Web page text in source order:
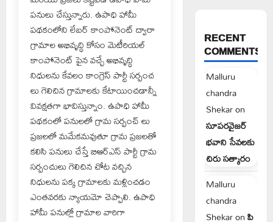
పనులు చేస్తున్నారు. ఉపాధి హామీ
పథకంలోని లేబర్ కాంపోనెంట్ ద్వారా
గ్రామాల అభివృద్ధి కోసం మెటీరియల్
కాంపోనెంట్ పైన వచ్చే అభివృద్ధి
నిధులను కేవలం కాంగ్రెస్ పార్టీ సర్పంచ
లు గెలిచిన గ్రామాలకు కేటాయించడాన్నీ
వివక్షతగా భావిస్తున్నాం. ఉపాధి హామీ
పథకంలో పనులలో గ్రామ సర్పంచ్ లు
ప్రజలలో మమేకమవుతూ గ్రామ ప్రజలతో
కలిసి పనులు చేస్తే బిఆర్ఎస్ పార్టీ గ్రామ
సర్పంచులు గెలిచిన చోట వచ్చిన
నిధులను పక్క గ్రామాలకు మళ్లించడం
ఎంతవరకు న్యాయమో చెప్పాలి. ఉపాధి
హామీ పనుల్లో గ్రామాల వారిగా
RECENT
COMMENTS
Malluru
chandra
Shekaron
సూపరవైజర్
భవాని సేవలకు
చిరు సత్కారం
Malluru
chandra
Shekaronపి